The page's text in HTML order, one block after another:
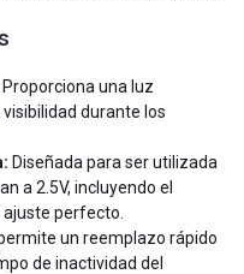
Proporciona una luz
durante los
Diseñada para ser utilizada
a 2.5V, incluyendo el
perfecto.
un reemplazo rápido
de inactividad del